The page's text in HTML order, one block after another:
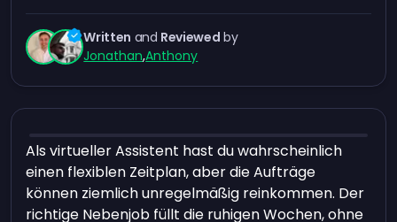
Written and Reviewed by
Jonathan,Anthony
Als virtueller Assistent hast du wahrscheinlich
einen flexiblen Zeitplan, aber die Aufträge
können ziemlich unregelmäßig reinkommen. Der
richtige Nebenjob füllt die ruhigen Wochen, ohne